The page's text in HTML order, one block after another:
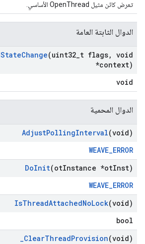
تعرض كائن مثيل OpenThread الأساسي.
الدوال الثابتة العامة
StateChange(uint32 t flags, void
*context)
void
الدوال المحمية
AdjustPollingInterval(void)
WEAVE_ERROR
DoInit(otInstance *otInst)
WEAVE_ERROR
IsThreadAttachedNoLock(void)
bool
_ClearThreadProvision(void)